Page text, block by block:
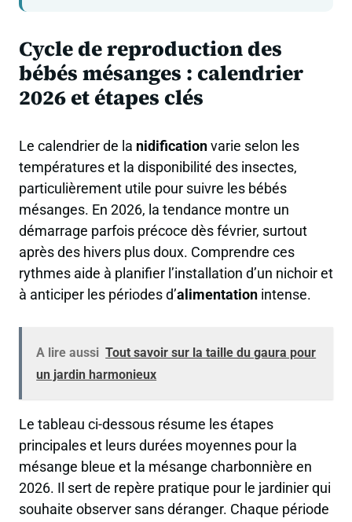
Cycle de reproduction des
bébés mésanges : calendrier
2026 et étapes clés
Le calendrier de la nidificationvarie selon les
températures et la disponibilité des insectes,
particulièrement utile pour suivre les bébés
mésanges. En 2026, la tendance montre un
démarrage parfois précoce dès février, surtout
après des hivers plus doux. Comprendre ces
rythmes aide à planifier l’installation d’un nichoir et
à anticiper les périodes d’alimentation intense.
A lire aussi Tout savoir sur la taille du gaura pour
un jardin harmonieux
Le tableau ci-dessous résume les étapes
principales et leurs durées moyennes pour la
mésange bleue et la mésange charbonnière en
2026. Il sert de repère pratique pour le jardinier qui
souhaite observer sans déranger. Chaque période